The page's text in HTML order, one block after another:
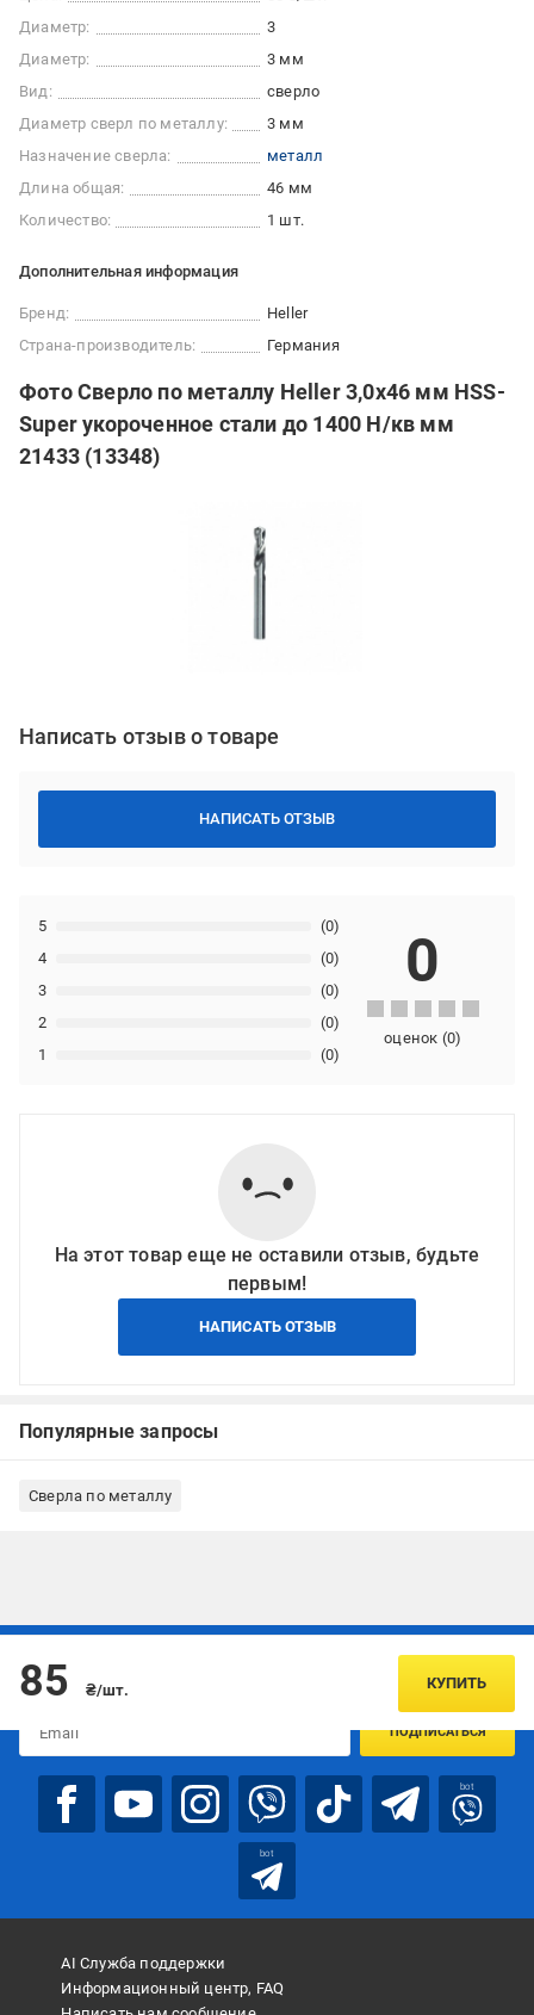
Диаметр:
3
Диаметр:
3 мм
Вид:
сверло
Диаметр сверл по металлу:
3 мм
Назначение сверла:
металл
Длина общая:
46 мм
Количество:
1 шт.
Дополнительная информация
Бренд:
Heller
Страна-производитель:
Германия
Фото Сверло по металлу Heller 3,0х46 мм HSS-
Super укороченное стали до 1400 Н/кв мм
21433 (13348)
Написать отзыв о товаре
НАПИСАТЬ ОТЗЫВ
1 (0)
2 (0)
3 (0)
4 (0)
5 (0)
0
оценок (0)
На этот товар еще не оставили отзыв, будьте
первым!
НАПИСАТЬ ОТЗЫВ
Популярные запросы
Сверла по металлу
85 ₴/шт. КУПИТЬ
Подписывайтесь, чтобы узнавать первым об акцияx и
ПОДПИСАТЬСЯ
bot
bot
AI Служба поддержки
Информационный центр, FAQ